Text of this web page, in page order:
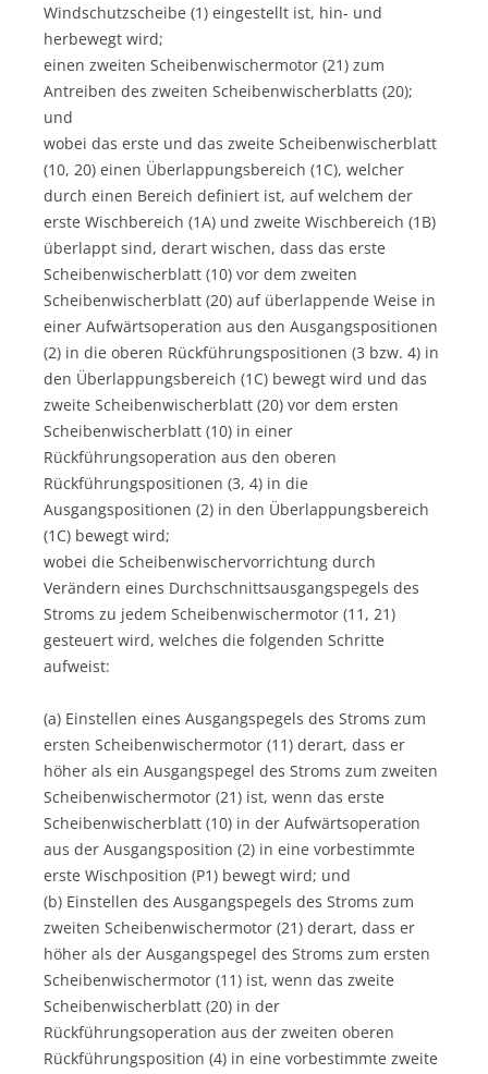
Windschutzscheibe (1) eingestellt ist, hin- und
herbewegt wird;
einen zweiten Scheibenwischermotor (21) zum
Antreiben des zweiten Scheibenwischerblatts (20);
und
wobei das erste und das zweite Scheibenwischerblatt
(10, 20) einen Überlappungsbereich (1C), welcher
durch einen Bereich definiert ist, auf welchem der
erste Wischbereich (1A) und zweite Wischbereich (1B)
überlappt sind, derart wischen, dass das erste
Scheibenwischerblatt (10) vor dem zweiten
Scheibenwischerblatt (20) auf überlappende Weise in
einer Aufwärtsoperation aus den Ausgangspositionen
(2) in die oberen Rückführungspositionen (3 bzw. 4) in
den Überlappungsbereich (1C) bewegt wird und das
zweite Scheibenwischerblatt (20) vor dem ersten
Scheibenwischerblatt (10) in einer
Rückführungsoperation aus den oberen
Rückführungspositionen (3, 4) in die
Ausgangspositionen (2) in den Überlappungsbereich
(1C) bewegt wird;
wobei die Scheibenwischervorrichtung durch
Verändern eines Durchschnittsausgangspegels des
Stroms zu jedem Scheibenwischermotor (11, 21)
gesteuert wird, welches die folgenden Schritte
aufweist:
(a) Einstellen eines Ausgangspegels des Stroms zum
ersten Scheibenwischermotor (11) derart, dass er
höher als ein Ausgangspegel des Stroms zum zweiten
Scheibenwischermotor (21) ist, wenn das erste
Scheibenwischerblatt (10) in der Aufwärtsoperation
aus der Ausgangsposition (2) in eine vorbestimmte
erste Wischposition (P1) bewegt wird; und
(b) Einstellen des Ausgangspegels des Stroms zum
zweiten Scheibenwischermotor (21) derart, dass er
höher als der Ausgangspegel des Stroms zum ersten
Scheibenwischermotor (11) ist, wenn das zweite
Scheibenwischerblatt (20) in der
Rückführungsoperation aus der zweiten oberen
Rückführungsposition (4) in eine vorbestimmte zweite